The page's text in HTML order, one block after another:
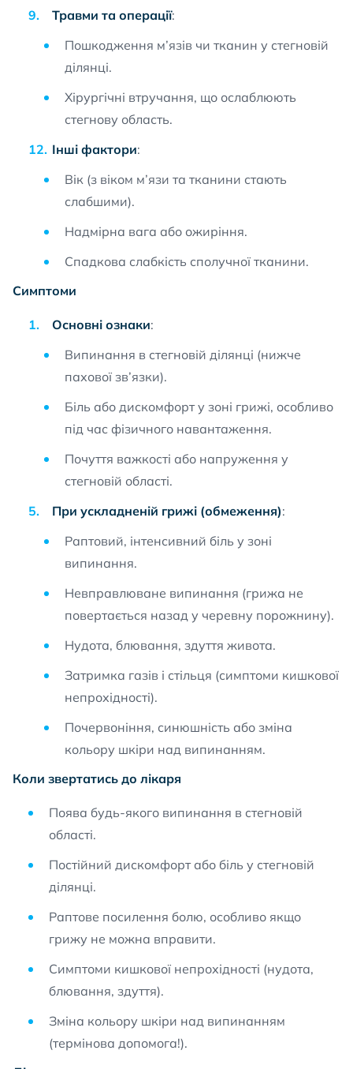
Травми та операції:
Пошкодження м’язів чи тканин у стегновій
ділянці.
Хірургічні втручання, що ослаблюють
стегнову область.
Інші фактори:
Вік (з віком м’язи та тканини стають
слабшими).
Надмірна вага або ожиріння.
Спадкова слабкість сполучної тканини.
Симптоми
Основні ознаки:
Випинання в стегновій ділянці (нижче
пахової зв’язки).
Біль або дискомфорт у зоні грижі, особливо
під час фізичного навантаження.
Почуття важкості або напруження у
стегновій області.
При ускладненій грижі (обмеження):
Раптовий, інтенсивний біль у зоні
випинання.
Невправлюване випинання (грижа не
повертається назад у черевну порожнину).
Нудота, блювання, здуття живота.
Затримка газів і стільця (симптоми кишкової
непрохідності).
Почервоніння, синюшність або зміна
кольору шкіри над випинанням.
Коли звертатись до лікаря
Поява будь-якого випинання в стегновій
області.
Постійний дискомфорт або біль у стегновій
ділянці.
Раптове посилення болю, особливо якщо
грижу не можна вправити.
Симптоми кишкової непрохідності (нудота,
блювання, здуття).
Зміна кольору шкіри над випинанням
(термінова допомога!).